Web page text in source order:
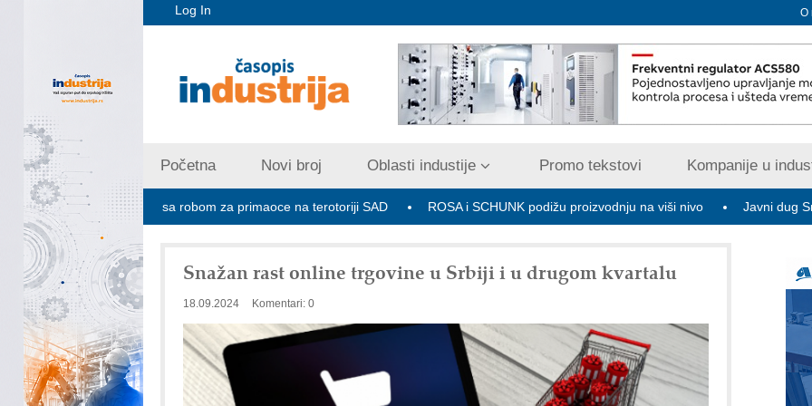
Log In O
Početna Novi broj Oblasti industije Promo tekstovi Kompanije u
prima pošiljke sa robom za primaoce na terotoriji SAD ROSA i SCHUNK podižu proizvodnju na viši nivo Javni dug Srbije na
Snažan rast online trgovine u Srbiji i u drugom kvartalu
18.09.2024 Komentari: 0